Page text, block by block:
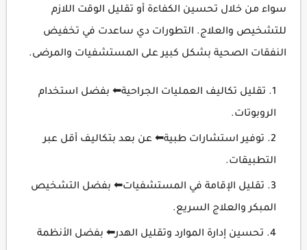
سواء من خلال تحسين الكفاءة أو تقليل الوقت اللازم
للتشخيص والعلاج. التطورات دي ساعدت في تخفيض
النفقات الصحية بشكل كبير على المستشفيات والمرضى.
تقليل تكاليف العمليات الجراحية⬅ بفضل استخدام
الروبوتات.
توفير استشارات طبية⬅ عن بعد بتكاليف أقل عبر
التطبيقات.
تقليل الإقامة في المستشفيات⬅ بفضل التشخيص
المبكر والعلاج السريع.
تحسين إدارة الموارد وتقليل الهدر⬅ بفضل الأنظمة